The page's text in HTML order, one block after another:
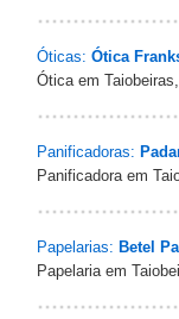
Óticas: Ótica
Ótica em
Panificadoras:
Panificadora em
Papelarias: Betel
Papelaria em